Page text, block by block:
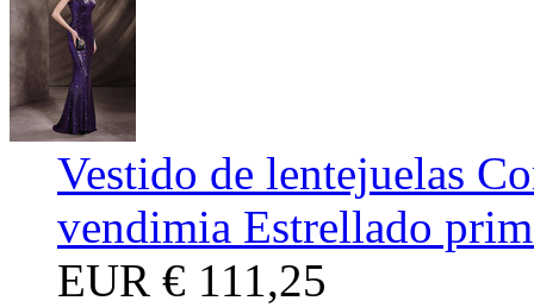
Vestido de lentejuelas
vendimia Estrellado
EUR € 111,25